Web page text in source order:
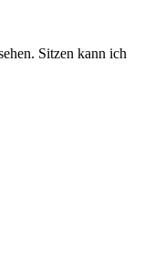
Sitzen kann ich